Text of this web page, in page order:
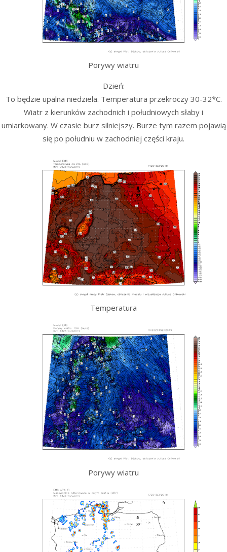
Porywy wiatru
Dzień:
To będzie upalna niedziela. Temperatura przekroczy 30-32*C.
Wiatr z kierunków zachodnich i południowych słaby i
umiarkowany. W czasie burz silniejszy. Burze tym razem pojawią
się po południu w zachodniej części kraju.
Temperatura
Porywy wiatru